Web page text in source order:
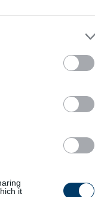
it
indított, amely
és mélypontokat
áramlás, ami
indokolják a
sebezhető egy
és a WIF
os növekedést